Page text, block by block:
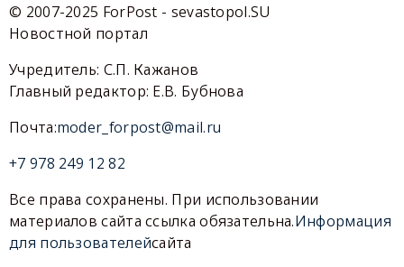
© 2007-2025 ForPost - sevastopol.SU
Новостной портал
Учредитель: С.П. Кажанов
Главный редактор: Е.В. Бубнова
Почта:moder_forpost@mail.ru
+7 978 249 12 82
Все права сохранены. При использовании
материалов сайта ссылка обязательна.Информация
для пользователейсайта